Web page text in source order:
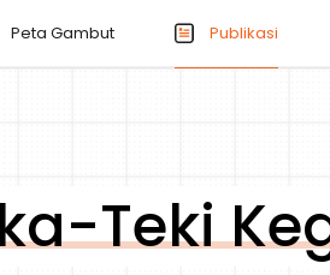
Peta Gambut Publikasi
Teki